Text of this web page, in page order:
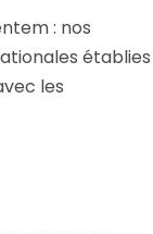
: nos
établies
les